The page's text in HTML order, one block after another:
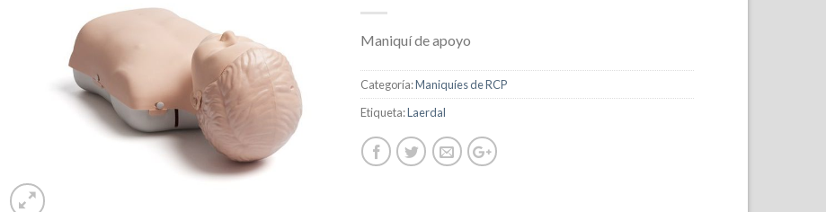
Maniquí de apoyo
Categoría:Maniquíes de RCP
Etiqueta:Laerdal